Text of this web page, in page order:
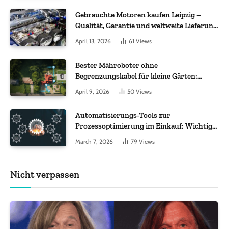
Gebrauchte Motoren kaufen Leipzig –
Qualität, Garantie und weltweite Lieferung
April 13, 2026 61 Views
Bester Mähroboter ohne
Begrenzungskabel für kleine Gärten:
Worauf es bei 200 bis 500 m² wirklich
ankommt
April 9, 2026 50 Views
Automatisierungs-Tools zur
Prozessoptimierung im Einkauf: Wichtige
Funktionen, auf die Sie achten sollten
March 7, 2026 79 Views
Nicht verpassen